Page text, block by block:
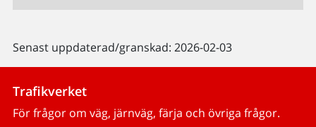
Senast uppdaterad/granskad: 2026-02-03
Trafikverket
För frågor om väg, järnväg, färja och övriga frågor.